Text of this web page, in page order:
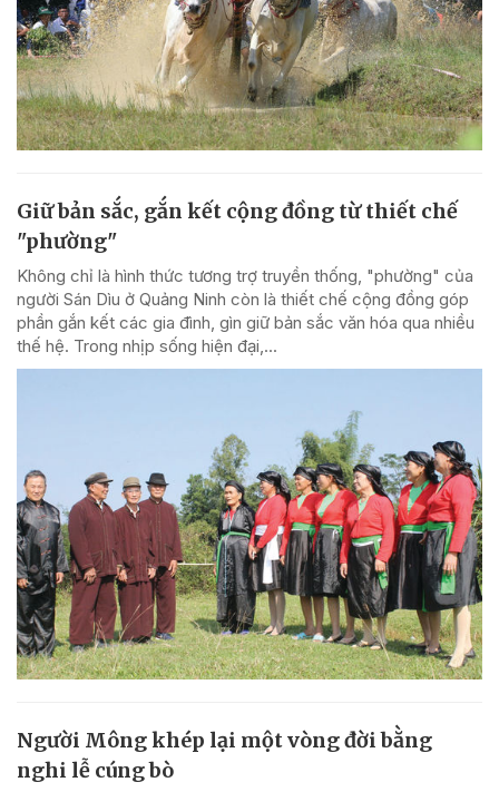
Giữ bản sắc, gắn kết cộng đồng từ thiết chế
"phường"
Không chỉ là hình thức tương trợ truyền thống, "phường" của
người Sán Dìu ở Quảng Ninh còn là thiết chế cộng đồng góp
phần gắn kết các gia đình, gìn giữ bản sắc văn hóa qua nhiều
thế hệ. Trong nhịp sống hiện đại,...
Người Mông khép lại một vòng đời bằng
nghi lễ cúng bò